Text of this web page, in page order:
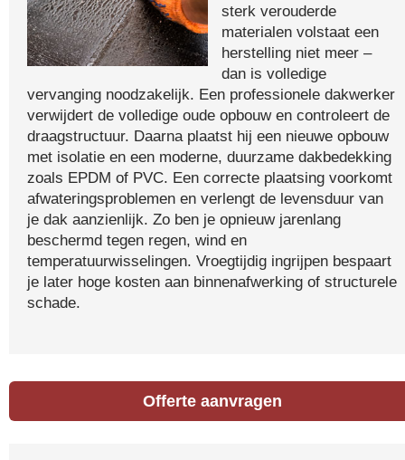
sterk verouderde
materialen volstaat een
herstelling niet meer –
dan is volledige
vervanging noodzakelijk. Een professionele dakwerker
verwijdert de volledige oude opbouw en controleert de
draagstructuur. Daarna plaatst hij een nieuwe opbouw
met isolatie en een moderne, duurzame dakbedekking
zoals EPDM of PVC. Een correcte plaatsing voorkomt
afwateringsproblemen en verlengt de levensduur van
je dak aanzienlijk. Zo ben je opnieuw jarenlang
beschermd tegen regen, wind en
temperatuurwisselingen. Vroegtijdig ingrijpen bespaart
je later hoge kosten aan binnenafwerking of structurele
schade.
Offerte aanvragen